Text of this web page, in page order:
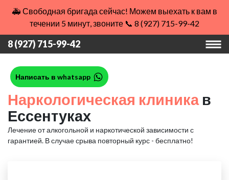
🚑 Свободная бригада сейчас! Можем выехать к вам в
течении 5 минут, звоните 📞 8 (927) 715-99-42
8 (927) 715-99-42
Написать в whatsapp
Наркологическая клиникав
Ессентуках
Лечение от алкогольной и наркотической зависимости с
гарантией. В случае срыва повторный курс - бесплатно!